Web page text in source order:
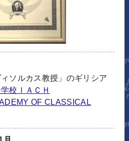
ソルカス教授」のギリシア
校ＩＡＣＨ
OF CLASSICAL